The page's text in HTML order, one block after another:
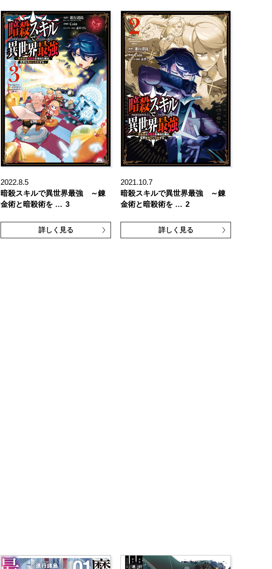
2022.8.5
暗殺スキルで異世界最強 ～錬
金術と暗殺術を … 3
詳しく見る
2021.10.7
暗殺スキルで異世界最強 ～錬
金術と暗殺術を … 2
詳しく見る